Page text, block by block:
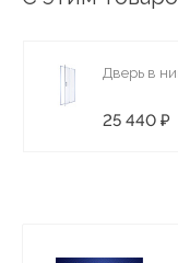
Дверь в
25 440 ₽